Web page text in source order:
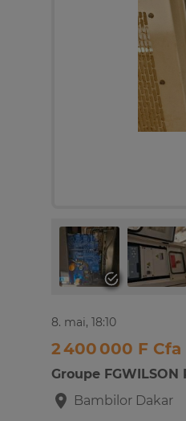
8. mai, 18:10
2 400 000 F Cfa
Groupe FGWILSON
Bambilor Dakar